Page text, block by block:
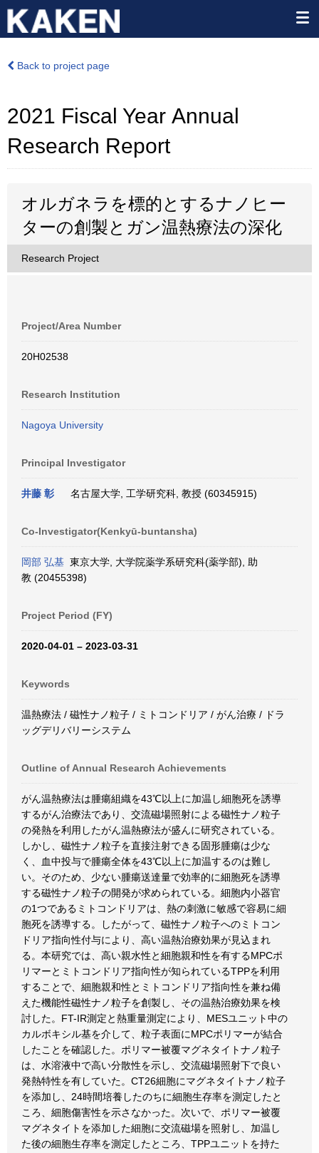
Back to project page
2021 Fiscal Year Annual
Research Report
オルガネラを標的とするナノヒー
ターの創製とガン温熱療法の深化
Research Project
Project/Area Number
20H02538
Research Institution
Nagoya University
Principal Investigator
井藤 彰 名古屋大学, 工学研究科, 教授 (60345915)
Co-Investigator(Kenkyū-buntansha)
岡部 弘基 東京大学, 大学院薬学系研究科(薬学部), 助
教 (20455398)
Project Period (FY)
2020-04-01 – 2023-03-31
Keywords
温熱療法 / 磁性ナノ粒子 / ミトコンドリア / がん治療 / ドラ
ッグデリバリーシステム
Outline of Annual Research Achievements
がん温熱療法は腫瘍組織を43℃以上に加温し細胞死を誘導
するがん治療法であり、交流磁場照射による磁性ナノ粒子
の発熱を利用したがん温熱療法が盛んに研究されている。
しかし、磁性ナノ粒子を直接注射できる固形腫瘍は少な
く、血中投与で腫瘍全体を43℃以上に加温するのは難し
い。そのため、少ない腫瘍送達量で効率的に細胞死を誘導
する磁性ナノ粒子の開発が求められている。細胞内小器官
の1つであるミトコンドリアは、熱の刺激に敏感で容易に細
胞死を誘導する。したがって、磁性ナノ粒子へのミトコン
ドリア指向性付与により、高い温熱治療効果が見込まれ
る。本研究では、高い親水性と細胞親和性を有するMPCポ
リマーとミトコンドリア指向性が知られているTPPを利用
することで、細胞親和性とミトコンドリア指向性を兼ね備
えた機能性磁性ナノ粒子を創製し、その温熱治療効果を検
討した。FT-IR測定と熱重量測定により、MESユニット中の
カルボキシル基を介して、粒子表面にMPCポリマーが結合
したことを確認した。ポリマー被覆マグネタイトナノ粒子
は、水溶液中で高い分散性を示し、交流磁場照射下で良い
発熱特性を有していた。CT26細胞にマグネタイトナノ粒子
を添加し、24時間培養したのちに細胞生存率を測定したと
ころ、細胞傷害性を示さなかった。次いで、ポリマー被覆
マグネタイトを添加した細胞に交流磁場を照射し、加温し
た後の細胞生存率を測定したところ、TPPユニットを持た